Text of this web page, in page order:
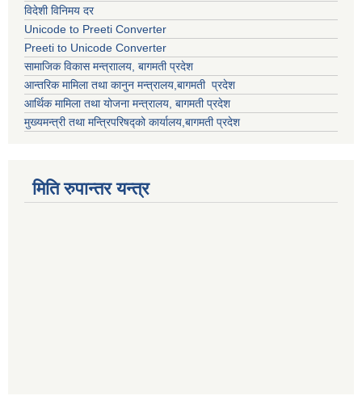
विदेशी विनिमय दर
Unicode to Preeti Converter
Preeti to Unicode Converter
सामाजिक विकास मन्त्राालय, बागमती प्रदेश
आन्तरिक मामिला तथा कानुन मन्त्रालय,बागमती प्रदेश
आर्थिक मामिला तथा योजना मन्त्रालय, बागमती प्रदेश
मुख्यमन्त्री तथा मन्त्रिपरिषद्को कार्यालय,बागमती प्रदेश
मिति रुपान्तर यन्त्र